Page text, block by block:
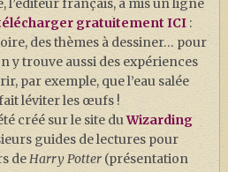
l’éditeur français, a mis un ligne
gratuitement ICI :
des thèmes à dessiner… pour
y trouve aussi des expériences
par exemple, que l’eau salée
léviter les œufs !
créé sur le site duWizarding
guides de lectures pour
deHarry Potter (présentation